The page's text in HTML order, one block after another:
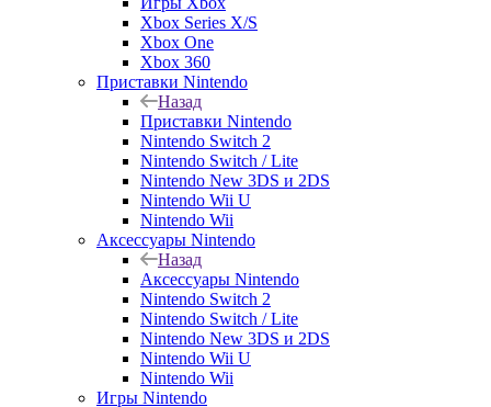
Xbox Series X/S
Xbox One
Xbox 360
Приставки Nintendo
Назад
Приставки Nintendo
Nintendo Switch 2
Nintendo Switch / Lite
Nintendo New 3DS и 2DS
Nintendo Wii U
Nintendo Wii
Аксессуары Nintendo
Назад
Аксессуары Nintendo
Nintendo Switch 2
Nintendo Switch / Lite
Nintendo New 3DS и 2DS
Nintendo Wii U
Nintendo Wii
Игры Nintendo